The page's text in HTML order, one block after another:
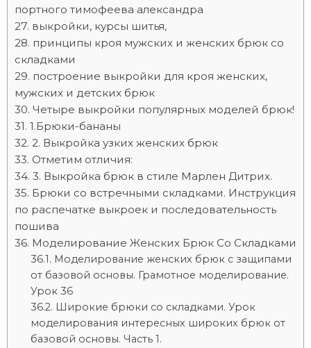
портного тимофеева александра
выкройки, курсы шитья,
принципы кроя мужских и женских брюк со
складками
построение выкройки для кроя женских,
мужских и детских брюк
Четыре выкройки популярных моделей брюк!
1.Брюки-бананы
2. Выкройка узких женских брюк
Отметим отличия:
3. Выкройка брюк в стиле Марлен Дитрих.
Брюки со встречными складками. Инструкция
по распечатке выкроек и последовательность
пошива
Моделирование Женских Брюк Со Складками
Моделирование женских брюк с защипами
от базовой основы. Грамотное моделирование.
Урок 36
Широкие брюки со складками. Урок
моделирования интересных широких брюк от
базовой основы. Часть 1.